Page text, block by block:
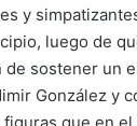
y
luego de
sostener un
González y